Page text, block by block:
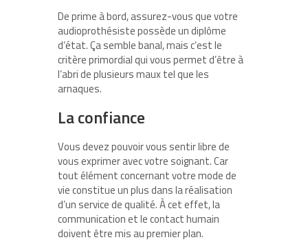
De prime à bord, assurez-vous que votre
audioprothésiste possède un diplôme
d’état. Ça semble banal, mais c’est le
critère primordial qui vous permet d’être à
l’abri de plusieurs maux tel que les
arnaques.
La confiance
Vous devez pouvoir vous sentir libre de
vous exprimer avec votre soignant. Car
tout élément concernant votre mode de
vie constitue un plus dans la réalisation
d’un service de qualité. À cet effet, la
communication et le contact humain
doivent être mis au premier plan.